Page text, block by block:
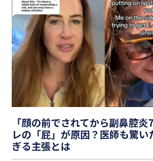
「顔の前でされてから副鼻腔炎
レの「屁」が原因？医師も驚い
ぎる主張とは